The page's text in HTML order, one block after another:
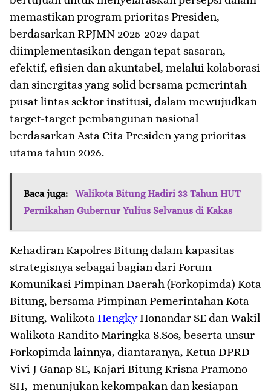
memastikan program prioritas Presiden,
berdasarkan RPJMN 2025-2029 dapat
diimplementasikan dengan tepat sasaran,
efektif, efisien dan akuntabel, melalui kolaborasi
dan sinergitas yang solid bersama pemerintah
pusat lintas sektor institusi, dalam mewujudkan
target-target pembangunan nasional
berdasarkan Asta Cita Presiden yang prioritas
utama tahun 2026.
Baca juga:
Walikota Bitung Hadiri 33 Tahun HUT
Pernikahan Gubernur Yulius Selvanus di Kakas
Kehadiran Kapolres Bitung dalam kapasitas
strategisnya sebagai bagian dari Forum
Komunikasi Pimpinan Daerah (Forkopimda) Kota
Bitung, bersama Pimpinan Pemerintahan Kota
Bitung, Walikota HengkyHonandar SE dan Wakil
Walikota Randito Maringka S.Sos, beserta unsur
Forkopimda lainnya, diantaranya, Ketua DPRD
Vivi J Ganap SE, Kajari Bitung Krisna Pramono
SH, menunjukan kekompakan dan kesiapan